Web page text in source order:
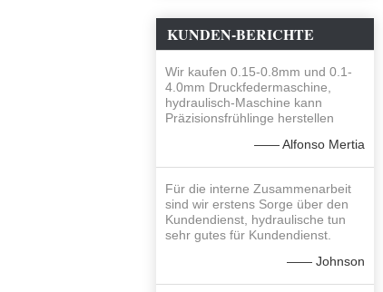
KUNDEN-BERICHTE
Wir kaufen 0.15-0.8mm und 0.1-
4.0mm Druckfedermaschine,
hydraulisch-Maschine kann
Präzisionsfrühlinge herstellen
—— Alfonso Mertia
Für die interne Zusammenarbeit
sind wir erstens Sorge über den
Kundendienst, hydraulische tun
sehr gutes für Kundendienst.
—— Johnson